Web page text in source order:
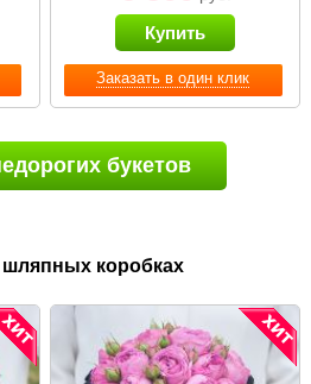
Заказать в один клик
Купить
букетов
шляпных коробках